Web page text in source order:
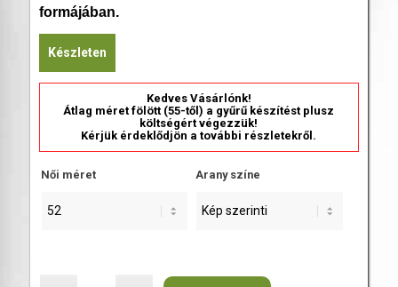
formájában.
Készleten
Kedves Vásárlónk!
Átlag méret fölött (55-től) a gyűrű készítést plusz
költségért végezzük!
Kérjük érdeklődjön a további részletekről.
Női méret Arany színe